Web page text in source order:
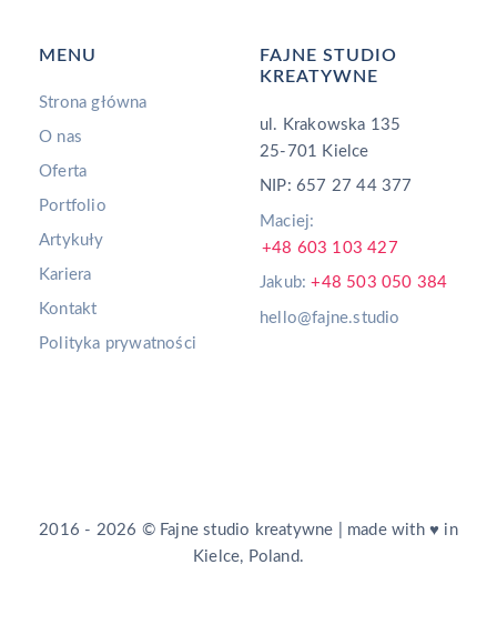
MENU
Strona główna
O nas
Oferta
Portfolio
Artykuły
Kariera
Kontakt
Polityka prywatności
FAJNE STUDIO
KREATYWNE
ul. Krakowska 135
25-701 Kielce
NIP: 657 27 44 377
Maciej:
+48 603 103 427
Jakub:+48 503 050 384
hello@fajne.studio
2016 - 2026 © Fajne studio kreatywne | made with ♥ in
Kielce, Poland.